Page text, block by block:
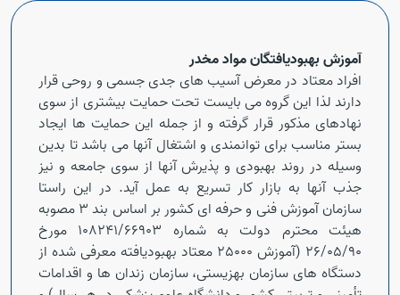
آموزش بهبودیافتگان مواد مخدر
افراد معتاد در معرض آسیب های جدی جسمی و روحی قرار
دارند لذا این گروه می بایست تحت حمایت بیشتری از سوی
نهادهای مذکور قرار گرفته و از جمله این حمایت ها ایجاد
بستر مناسب برای توانمندی و اشتغال آنها می باشد تا بدین
وسیله در روند بهبودی و پذیرش آنها از سوی جامعه و نیز
جذب آنها به بازار کار تسریع به عمل آید. در این راستا
سازمان آموزش فنی و حرفه ای کشور بر اساس بند 3 مصوبه
هیئت محترم دولت به شماره 108241/66903 مورخ
26/05/90 (آموزش 25000 معتاد بهبودیافته معرفی شده از
دستگاه های سازمان بهزیستی، سازمان زندان ها و اقدامات